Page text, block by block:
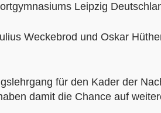
Leipzig
Weckebrod und Oskar
für den Kader der
damit die Chance auf